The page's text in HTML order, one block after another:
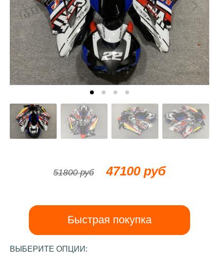
51800 руб 47100 руб
Быстрая покупка
ВЫБЕРИТЕ ОПЦИИ: